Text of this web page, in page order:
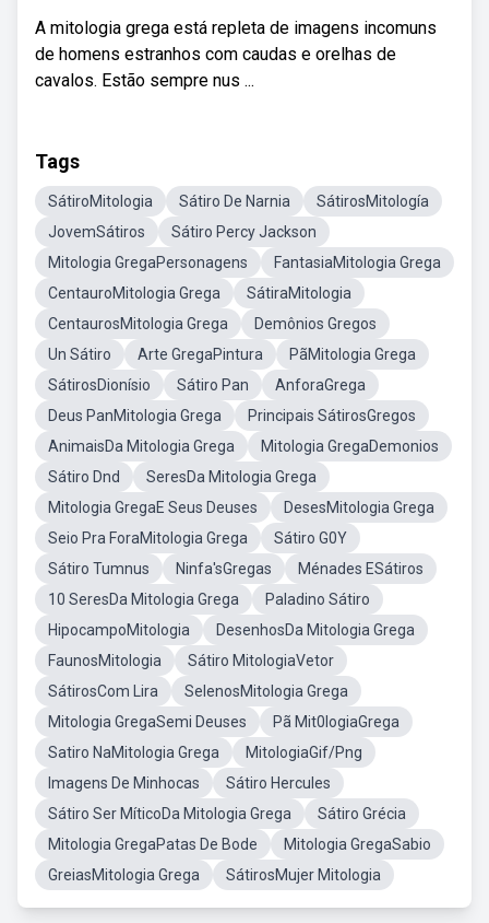
A mitologia grega está repleta de imagens incomuns
de homens estranhos com caudas e orelhas de
cavalos. Estão sempre nus ...
Tags
SátiroMitologia Sátiro De Narnia
SátirosMitología
JovemSátiros
Sátiro Percy Jackson
Mitologia GregaPersonagens
FantasiaMitologia Grega
CentauroMitologia Grega
SátiraMitologia
CentaurosMitologia Grega
Demônios Gregos
Un Sátiro
Arte GregaPintura
PãMitologia Grega
SátirosDionísio
Sátiro Pan
AnforaGrega
Deus PanMitologia Grega
Principais SátirosGregos
AnimaisDa Mitologia Grega
Mitologia GregaDemonios
Sátiro Dnd
SeresDa Mitologia Grega
Mitologia GregaE Seus Deuses
DesesMitologia Grega
Seio Pra ForaMitologia Grega
Sátiro G0Y
Sátiro Tumnus
Ninfa'sGregas
Ménades ESátiros
10 SeresDa Mitologia Grega
Paladino Sátiro
HipocampoMitologia
DesenhosDa Mitologia Grega
FaunosMitologia
Sátiro MitologiaVetor
SátirosCom Lira
SelenosMitologia Grega
Mitologia GregaSemi Deuses
Pã Mit0logiaGrega
Satiro NaMitologia Grega
MitologiaGif/Png
Imagens De Minhocas
Sátiro Hercules
Sátiro Ser MíticoDa Mitologia Grega
Sátiro Grécia
Mitologia GregaPatas De Bode
Mitologia GregaSabio
GreiasMitologia Grega
SátirosMujer Mitologia